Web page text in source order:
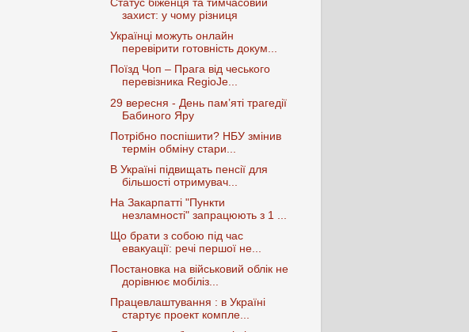
Статус біженця та тимчасовий
захист: у чому різниця
Українці можуть онлайн
перевірити готовність докум...
Поїзд Чоп – Прага від чеського
перевізника RegioJe...
29 вересня - День пам’яті трагедії
Бабиного Яру
Потрібно поспішити? НБУ змінив
термін обміну стари...
В Україні підвищать пенсії для
більшості отримувач...
На Закарпатті "Пункти
незламності" запрацюють з 1 ...
Що брати з собою під час
евакуації: речі першої не...
Постановка на військовий облік не
дорівнює мобіліз...
Працевлаштування : в Україні
стартує проект компле...